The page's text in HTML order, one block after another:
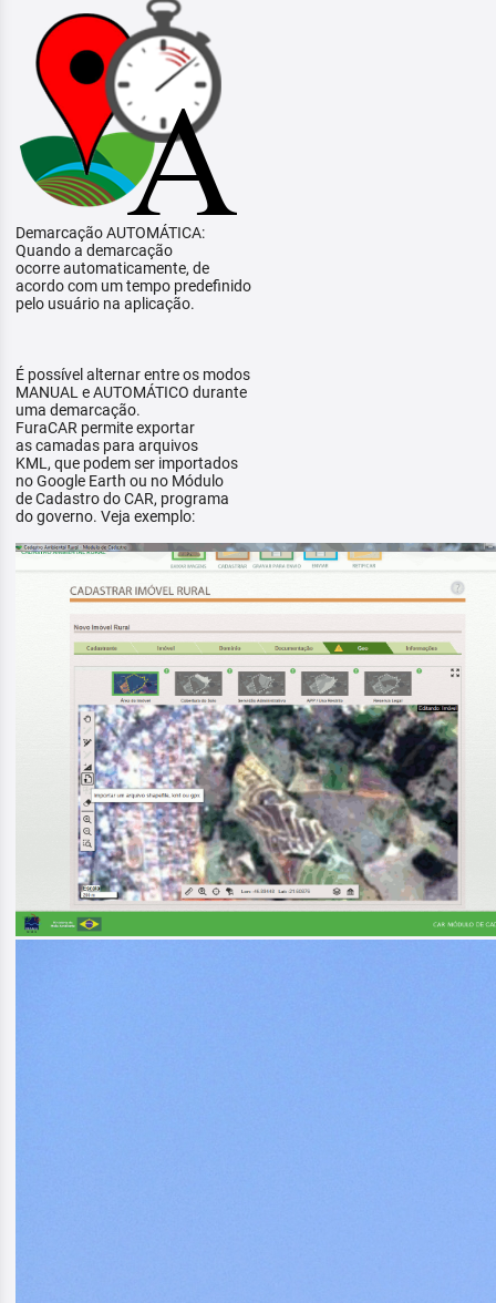
Demarcação AUTOMÁTICA:
Quando a demarcação
ocorre automaticamente, de
acordo com um tempo predefinido
pelo usuário na aplicação.
É possível alternar entre os modos
MANUAL e AUTOMÁTICO durante
uma demarcação.
FuraCAR permite exportar
as camadas para arquivos
KML, que podem ser importados
no Google Earth ou no Módulo
de Cadastro do CAR, programa
do governo. Veja exemplo: